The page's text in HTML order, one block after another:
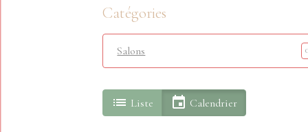
Catégories
Salons
Liste Calendrier